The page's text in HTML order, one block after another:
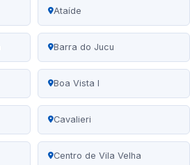
Ataíde
Barra do Jucu
Boa Vista I
Cavalieri
Centro de Vila Velha